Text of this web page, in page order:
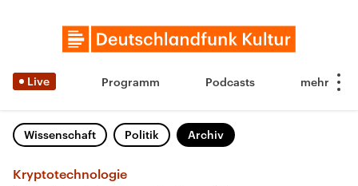
Live Programm Podcasts
Wissenschaft Politik Archiv
Kryptotechnologie